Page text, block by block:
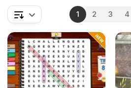
1 2 3 4